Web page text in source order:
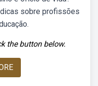
sobre profissões
the button below.